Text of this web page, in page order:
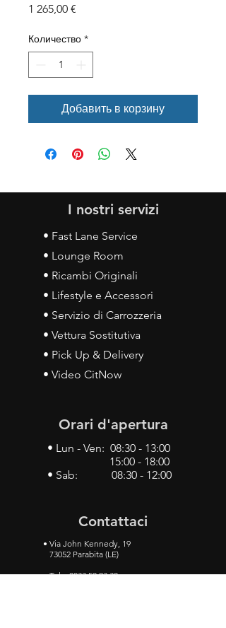
1 265,00 €
Количество *
Добавить в корзину
I nostri servizi
• Fast Lane Service
• Lounge Room
• Ricambi Originali
• Lifestyle e Accessori
• Servizio di Carrozzeria
• Vettura Sostitutiva
• Pick Up & Delivery
• Video CitNow
Orari d'apertura
• Lun - Ven: 08:30 - 13:00
15:00 - 18:00
• Sab: 08:30 - 12:00
Contattaci
• Via John Kennedy, 19
73052 Parabita (LE)
• Tel:0833 50 93 30